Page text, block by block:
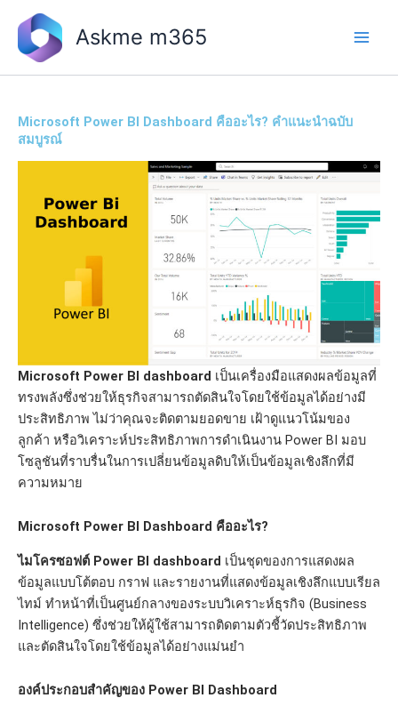
content
Askme m365
Microsoft Power BI Dashboard คืออะไร? คำแนะนำฉบับ
สมบูรณ์
Microsoft Power BI dashboard เป็นเครื่องมือแสดงผลข้อมูลที่
ทรงพลังซึ่งช่วยให้ธุรกิจสามารถตัดสินใจโดยใช้ข้อมูลได้อย่างมี
ประสิทธิภาพ ไม่ว่าคุณจะติดตามยอดขาย เฝ้าดูแนวโน้มของ
ลูกค้า หรือวิเคราะห์ประสิทธิภาพการดำเนินงาน Power BI มอบ
โซลูชันที่ราบรื่นในการเปลี่ยนข้อมูลดิบให้เป็นข้อมูลเชิงลึกที่มี
ความหมาย
Microsoft Power BI Dashboard คืออะไร?
ไมโครซอฟต์ Power BI dashboard เป็นชุดของการแสดงผล
ข้อมูลแบบโต้ตอบ กราฟ และรายงานที่แสดงข้อมูลเชิงลึกแบบเรียล
ไทม์ ทำหน้าที่เป็นศูนย์กลางของระบบวิเคราะห์ธุรกิจ (Business
Intelligence) ซึ่งช่วยให้ผู้ใช้สามารถติดตามตัวชี้วัดประสิทธิภาพ
และตัดสินใจโดยใช้ข้อมูลได้อย่างแม่นยำ
องค์ประกอบสำคัญของ Power BI Dashboard